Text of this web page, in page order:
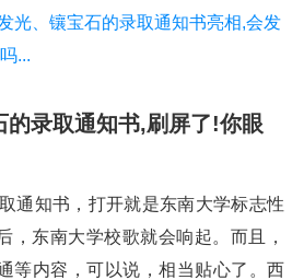
光、镶宝石的录取通知书亮相,会发
...
的录取通知书,刷屏了!你眼
通知书，打开就是东南大学标志性
东南大学校歌就会响起。而且，
等内容，可以说，相当贴心了。西